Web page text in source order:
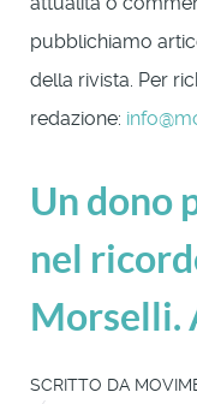
pubblichiamo
della rivista. Per
redazione:
Un dono
nel
Morselli.
SCRITTO DA